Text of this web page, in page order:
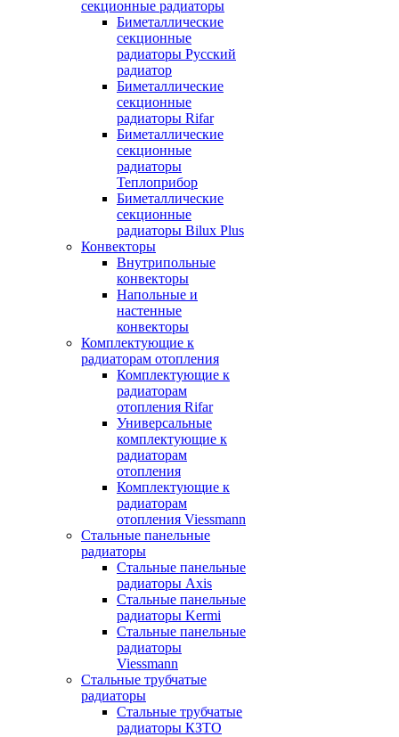
секционные радиаторы
Биметаллические
секционные
радиаторы Русский
радиатор
Биметаллические
секционные
радиаторы Rifar
Биметаллические
секционные
радиаторы
Теплоприбор
Биметаллические
секционные
радиаторы Bilux Plus
Конвекторы
Внутрипольные
конвекторы
Напольные и
настенные
конвекторы
Комплектующие к
радиаторам отопления
Комплектующие к
радиаторам
отопления Rifar
Универсальные
комплектующие к
радиаторам
отопления
Комплектующие к
радиаторам
отопления Viessmann
Стальные панельные
радиаторы
Стальные панельные
радиаторы Axis
Стальные панельные
радиаторы Kermi
Стальные панельные
радиаторы
Viessmann
Стальные трубчатые
радиаторы
Стальные трубчатые
радиаторы КЗТО